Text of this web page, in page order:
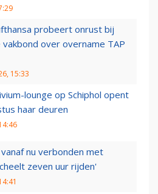
probeert onrust bij
over overname TAP
15:33
lounge op Schiphol opent
haar deuren
nu verbonden met
zeven uur rijden'